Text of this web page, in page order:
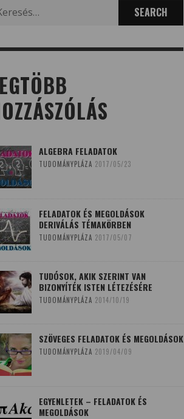
ALGEBRA FELADATOK
TUDOMÁNYPLÁZA 2017/05/23
FELADATOK ÉS MEGOLDÁSOK
DERIVÁLÁS TÉMAKÖRBEN
TUDOMÁNYPLÁZA 2017/05/07
TUDÓSOK, AKIK SZERINT VAN
BIZONYÍTÉK ISTEN LÉTEZÉSÉRE
TUDOMÁNYPLÁZA 2014/10/19
SZÖVEGES FELADATOK ÉS MEGOLDÁSOK
TUDOMÁNYPLÁZA 2019/04/09
EGYENLETEK – FELADATOK ÉS
MEGOLDÁSOK